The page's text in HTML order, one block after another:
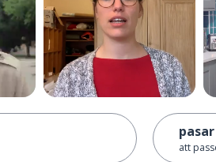
pasar
att